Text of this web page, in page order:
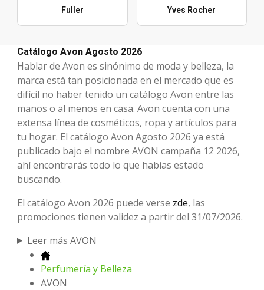
Fuller Yves Rocher
Catálogo Avon Agosto 2026
Hablar de Avon es sinónimo de moda y belleza, la
marca está tan posicionada en el mercado que es
difícil no haber tenido un catálogo Avon entre las
manos o al menos en casa. Avon cuenta con una
extensa línea de cosméticos, ropa y artículos para
tu hogar. El catálogo Avon Agosto 2026 ya está
publicado bajo el nombre AVON campaña 12 2026,
ahí encontrarás todo lo que habías estado
buscando.
El catálogo Avon 2026 puede verse zde, las
promociones tienen validez a partir del 31/07/2026.
Leer más AVON
Perfumería y Belleza
AVON